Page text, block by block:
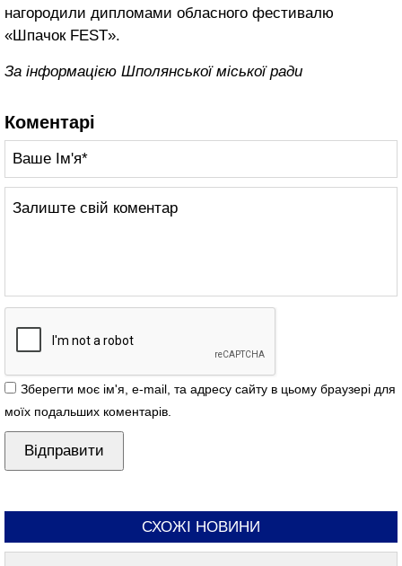
нагородили дипломами обласного фестивалю
«Шпачок FEST».
За інформацією Шполянської міської ради
Коментарі
Зберегти моє ім'я, e-mail, та адресу сайту в цьому браузері для
моїх подальших коментарів.
СХОЖІ НОВИНИ